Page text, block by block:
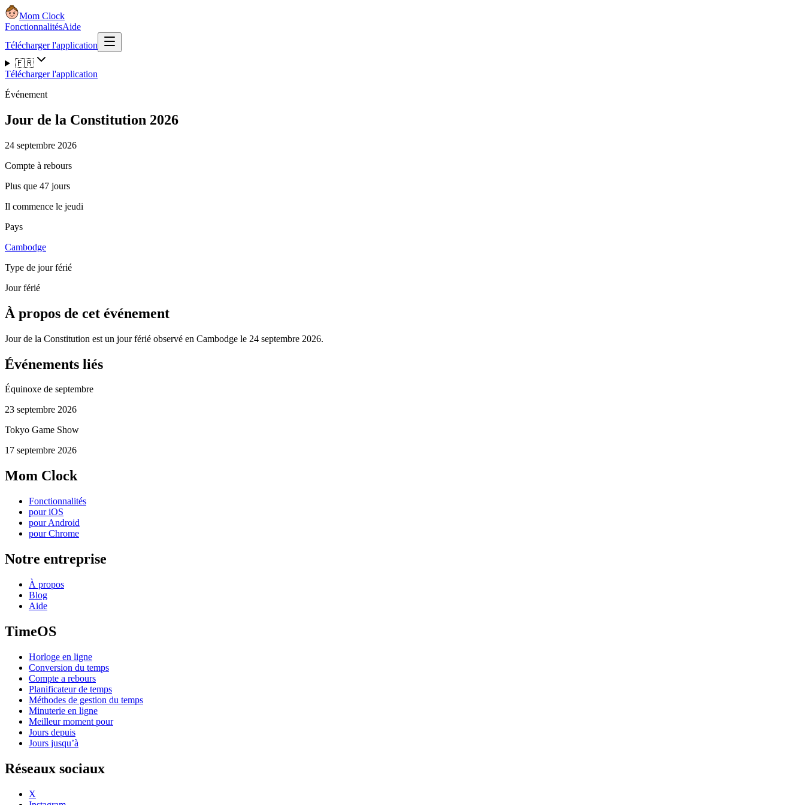
Mom Clock
FonctionnalitésAide
Télécharger l'application
🇫🇷
Télécharger l'application
Événement
Jour de la Constitution 2026
24 septembre 2026
Compte à rebours
Plus que 47 jours
Il commence le jeudi
Pays
Cambodge
Type de jour férié
Jour férié
À propos de cet événement
Jour de la Constitution est un jour férié observé en Cambodge le 24 septembre 2026.
Événements liés
Équinoxe de septembre
23 septembre 2026
Tokyo Game Show
17 septembre 2026
Mom Clock
Fonctionnalités
pour iOS
pour Android
pour Chrome
Notre entreprise
À propos
Blog
Aide
TimeOS
Horloge en ligne
Conversion du temps
Compte a rebours
Planificateur de temps
Méthodes de gestion du temps
Minuterie en ligne
Meilleur moment pour
Jours depuis
Jours jusqu’à
Réseaux sociaux
X